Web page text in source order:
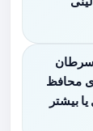
سرطان
محافظ